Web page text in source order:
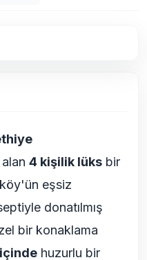
4 kişilik lüks bir
eşsiz
donatılmış
bir konaklama
içinde huzurlu bir